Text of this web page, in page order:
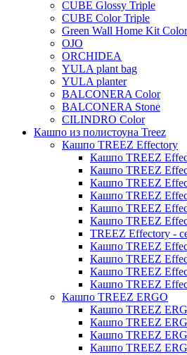
Karlijn
Mees
Thies
Moda
CUBE Glossy Triple
CUBE Color Triple
Green Wall Home Kit Color
OJO
ORCHIDEA
YULA plant bag
YULA planter
BALCONERA Color
BALCONERA Stone
CILINDRO Color
Кашпо из полистоуна Treez
Кашпо TREEZ Effectory
Кашпо TREEZ
Кашпо TREEZ
Кашпо TREEZ
Кашпо TREEZ
Кашпо TREEZ
Кашпо TREEZ
TREEZ Effectory -
Кашпо TREEZ
Кашпо TREEZ
Кашпо TREEZ
Кашпо TREEZ
Кашпо TREEZ ERGO
Кашпо TREEZ
Кашпо TREEZ
Кашпо TREEZ
Кашпо TREEZ